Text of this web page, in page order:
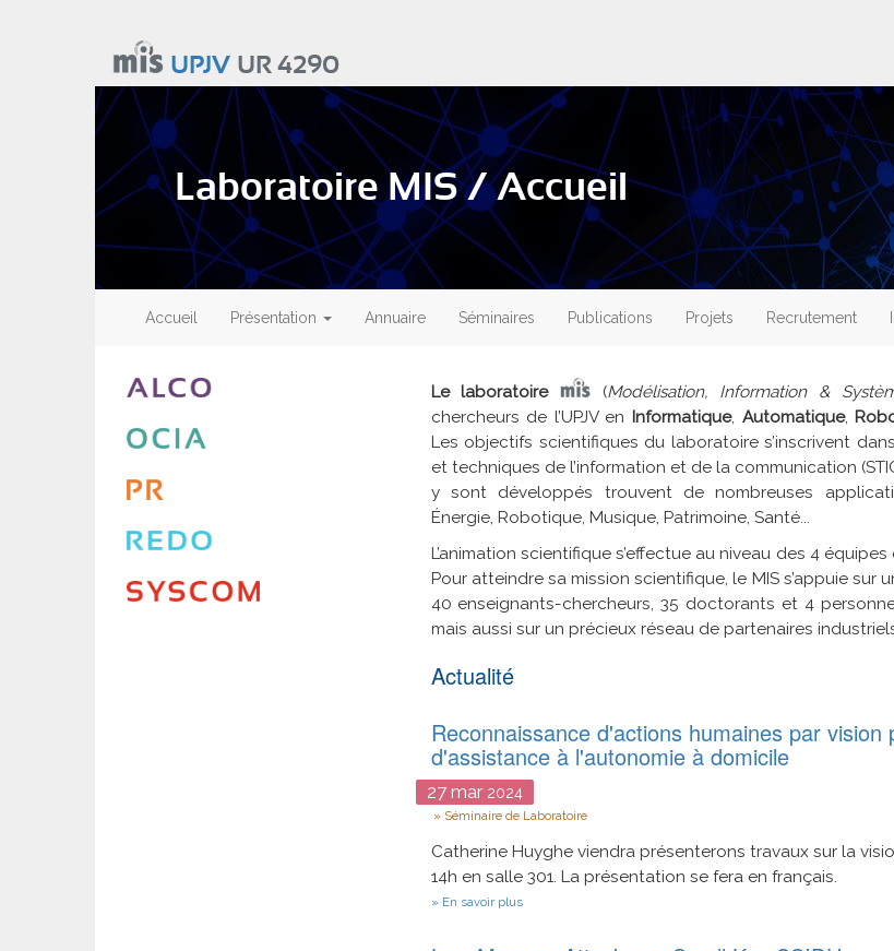
UPJVUR 4290
Laboratoire MIS / Accueil
Main
navigation
Accueil Présentation Annuaire Séminaires Publications Projets Recrutement
Le laboratoire (Modélisation, Information &
chercheurs de l’UPJV en Informatique, Automatique,
Les objectifs scientifiques du laboratoire s’inscrivent
et techniques de l’information et de la communication
y sont développés trouvent de nombreuses
Énergie, Robotique, Musique, Patrimoine, Santé...
L’animation scientifique s’effectue au niveau des 4
Pour atteindre sa mission scientifique, le MIS s’appuie
40 enseignants-chercheurs, 35 doctorants et 4
mais aussi sur un précieux réseau de partenaires
Actualité
Reconnaissance d'actions humaines par vision
d'assistance à l'autonomie à domicile
27 mar2024
Type
Séminaire de Laboratoire
Catherine Huyghe viendra présenterons travaux sur la
14h en salle 301. La présentation se fera en français.
En savoir plussur